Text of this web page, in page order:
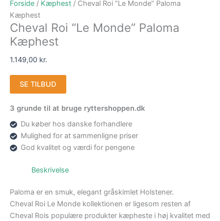
Forside / Kæphest / Cheval Roi “Le Monde” Paloma
Kæphest
Cheval Roi “Le Monde” Paloma
Kæphest
1.149,00 kr.
SE TILBUD
3 grunde til at bruge ryttershoppen.dk
Du køber hos danske forhandlere
Mulighed for at sammenligne priser
God kvalitet og værdi for pengene
Beskrivelse
Paloma er en smuk, elegant gråskimlet Holstener.
Cheval Roi Le Monde kollektionen er ligesom resten af
Cheval Rois populære produkter kæpheste i høj kvalitet med